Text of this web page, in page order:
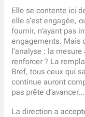
Elle se contente ici
elle s’est engagée,
fournir, n’ayant pas
engagements. Mais
l’analyse : la
renforcer ? La
Bref, tous ceux qui
continue auront
pas prête d’avancer…
La direction a